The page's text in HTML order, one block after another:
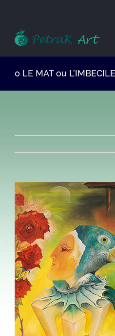
springen
0 LE MAT ou L’IMBECILE
View
Larger
Image